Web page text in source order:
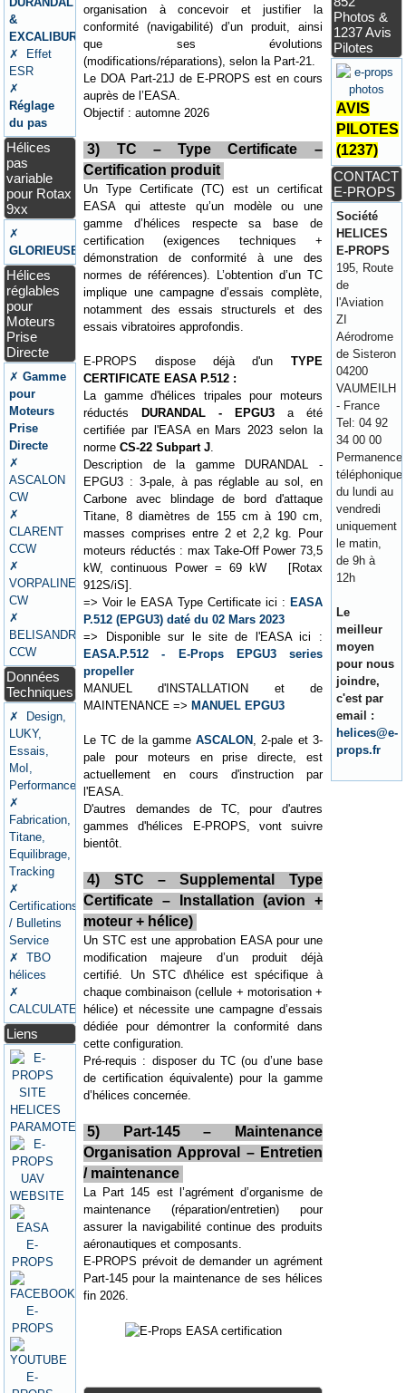
&
EXCALIBUR
✗ Effet
ESR
✗
Réglage
du pas
Hélices
pas
variable
pour Rotax
9xx
✗
GLORIEUSE
Hélices
réglables
pour
Moteurs
Prise
Directe
✗Gamme
pour
Moteurs
Prise
Directe
✗
ASCALON
CW
✗
CLARENT
CCW
✗
VORPALINE
CW
✗
BELISANDRE
CCW
Données
Techniques
✗ Design,
LUKY,
Essais,
MoI,
Performances
✗
Fabrication,
Titane,
Equilibrage,
Tracking
✗
Certifications
/ Bulletins
Service
✗ TBO
hélices
✗
CALCULATEURS
Liens
organisation à concevoir et justifier la
conformité (navigabilité) d’un produit, ainsi
que ses évolutions
(modifications/réparations), selon la Part-21.
Le DOA Part-21J de E-PROPS est en cours
auprès de l’EASA.
Objectif : automne 2026
3) TC – Type Certificate –
Certification produit
Un Type Certificate (TC) est un certificat
EASA qui atteste qu’un modèle ou une
gamme d’hélices respecte sa base de
certification (exigences techniques +
démonstration de conformité à une des
normes de références). L’obtention d’un TC
implique une campagne d’essais complète,
notamment des essais structurels et des
essais vibratoires approfondis.
E-PROPS dispose déjà d'un TYPE
CERTIFICATE EASA P.512 :
La gamme d'hélices tripales pour moteurs
réductés
DURANDAL - EPGU3a été
certifiée par l'EASA en Mars 2023 selon la
normeCS-22 Subpart J
Description de la gamme DURANDAL -
EPGU3 : 3-pale, à pas réglable au sol, en
Carbone avec blindage de bord d'attaque
Titane, 8 diamètres de 155 cm à 190 cm,
masses comprises entre 2 et 2,2 kg. Pour
moteurs réductés : max Take-Off Power 73,5
kW, continuous Power = 69 kW [Rotax
912S/iS].
=> Voir le EASA Type Certificate ici : EASA
P.512 (EPGU3) daté du 02 Mars 2023
=> Disponible sur le site de l'EASA ici :
EASA.P.512 - E-Props EPGU3 series
propeller
MANUEL d'INSTALLATION et de
MAINTENANCE => MANUEL EPGU3
Le TC de la gammeASCALON
, 2-pale et 3-
pale pour moteurs en prise directe, est
actuellement en cours d'instruction par
l'EASA.
D'autres demandes de TC, pour d'autres
gammes d'hélices E-PROPS, vont suivre
bientôt.
4) STC – Supplemental Type
Certificate – Installation (avion +
moteur + hélice)
Un STC est une approbation EASA pour une
modification majeure d’un produit déjà
certifié. Un STC d\hélice est spécifique à
chaque combinaison (cellule + motorisation +
hélice) et nécessite une campagne d’essais
dédiée pour démontrer la conformité dans
cette configuration.
Pré-requis : disposer du TC (ou d’une base
de certification équivalente) pour la gamme
d’hélices concernée.
5) Part-145 – Maintenance
Organisation Approval – Entretien
/ maintenance
La Part 145 est l’agrément d’organisme de
maintenance (réparation/entretien) pour
assurer la navigabilité continue des produits
aéronautiques et composants.
E-PROPS prévoit de demander un agrément
Part-145 pour la maintenance de ses hélices
fin 2026.
Photos &
1237 Avis
Pilotes
AVIS
PILOTES
(1237)
CONTACT
E-PROPS
Société
HELICES
E-PROPS
195, Route
de
l'Aviation
ZI
Aérodrome
de Sisteron
04200
VAUMEILH
- France
Tel: 04 92
34 00 00
Permanence
téléphonique
du lundi au
vendredi
uniquement
le matin,
de 9h à
12h
Le
meilleur
moyen
pour nous
joindre,
c'est par
email :
helices@e-
props.fr